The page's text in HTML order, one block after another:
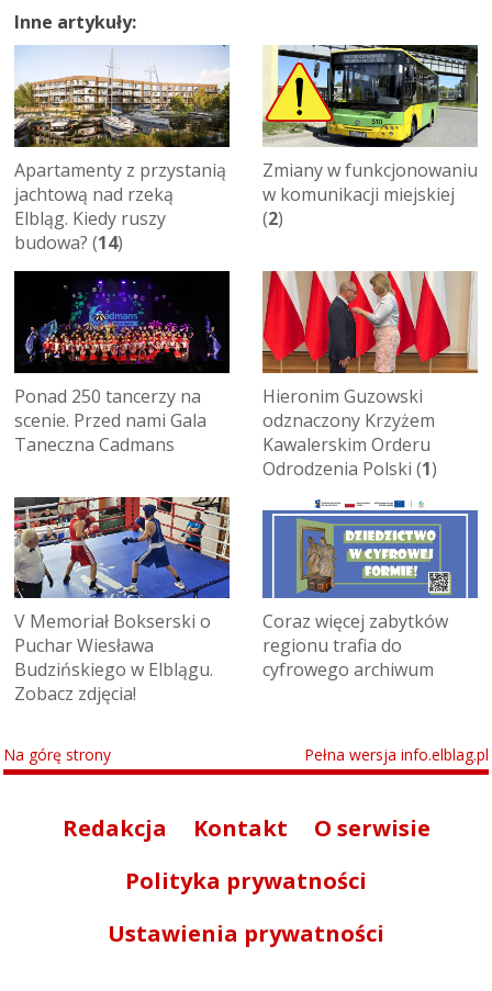
Inne artykuły:
Apartamenty z przystanią
jachtową nad rzeką
Elbląg. Kiedy ruszy
budowa? (14)
Zmiany w funkcjonowaniu
w komunikacji miejskiej
(2)
Ponad 250 tancerzy na
scenie. Przed nami Gala
Taneczna Cadmans
Hieronim Guzowski
odznaczony Krzyżem
Kawalerskim Orderu
Odrodzenia Polski (1)
V Memoriał Bokserski o
Puchar Wiesława
Budzińskiego w Elblągu.
Zobacz zdjęcia!
Coraz więcej zabytków
regionu trafia do
cyfrowego archiwum
Na górę strony Pełna wersja info.elblag.pl
Redakcja Kontakt
O serwisie
Polityka prywatności
Ustawienia prywatności